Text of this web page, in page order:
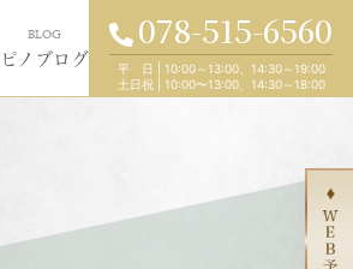
BLOG
ピノブログ
078-515-6560
平 日
10:00～13:00、14:30～19:00
土日祝
10:00〜13:00、14:30～18:00